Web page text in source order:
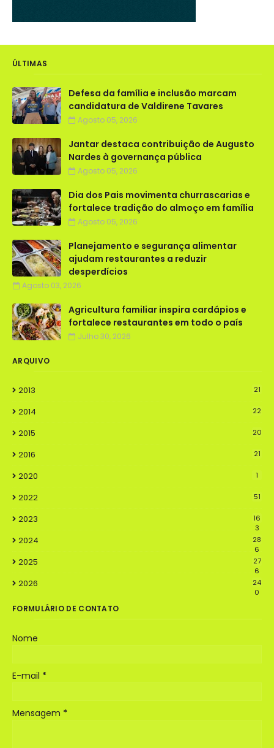
ÚLTIMAS
Defesa da família e inclusão marcam
candidatura de Valdirene Tavares
Agosto 05, 2026
Jantar destaca contribuição de Augusto
Nardes à governança pública
Agosto 05, 2026
Dia dos Pais movimenta churrascarias e
fortalece tradição do almoço em família
Agosto 05, 2026
Planejamento e segurança alimentar
ajudam restaurantes a reduzir
desperdícios
Agosto 03, 2026
Agricultura familiar inspira cardápios e
fortalece restaurantes em todo o país
Julho 30, 2026
ARQUIVO
2013 21
2014 22
2015 20
2016 21
2020 1
2022 51
2023
16
3
2024
28
6
2025
27
6
2026
24
0
FORMULÁRIO DE CONTATO
Nome
E-mail *
Mensagem *